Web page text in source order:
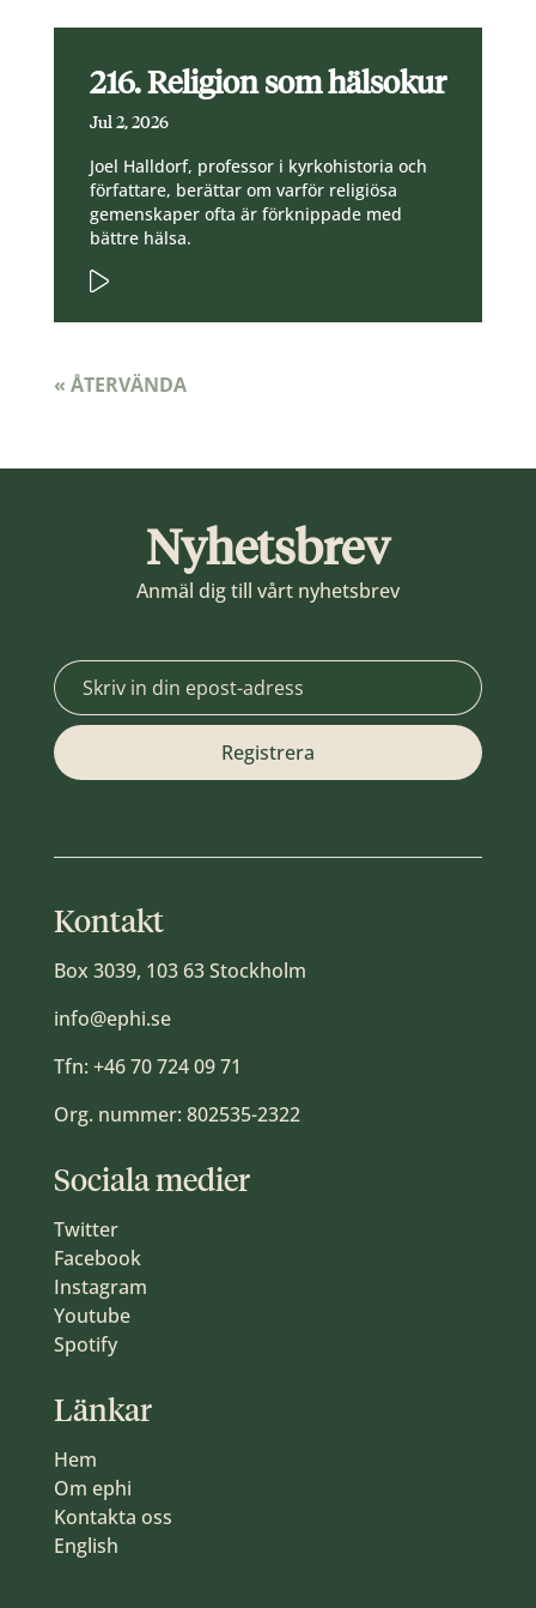
216. Religion som hälsokur
Jul 2, 2026
Joel Halldorf, professor i kyrkohistoria och
författare, berättar om varför religiösa
gemenskaper ofta är förknippade med
bättre hälsa.
« ÅTERVÄNDA
Nyhetsbrev
Anmäl dig till vårt nyhetsbrev
Kontakt
Box 3039, 103 63 Stockholm
info@ephi.se
Tfn: +46 70 724 09 71
Org. nummer: 802535-2322
Sociala medier
Twitter
Facebook
Instagram
Youtube
Spotify
Länkar
Hem
Om ephi
Kontakta oss
English